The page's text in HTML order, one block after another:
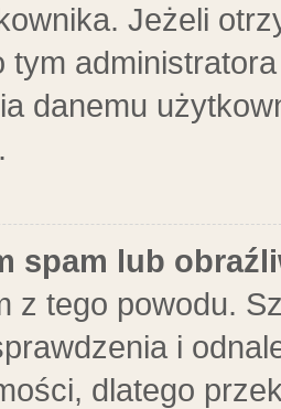
Jeżeli
tym
danemu
spam lub
z tego powodu.
i
dlatego